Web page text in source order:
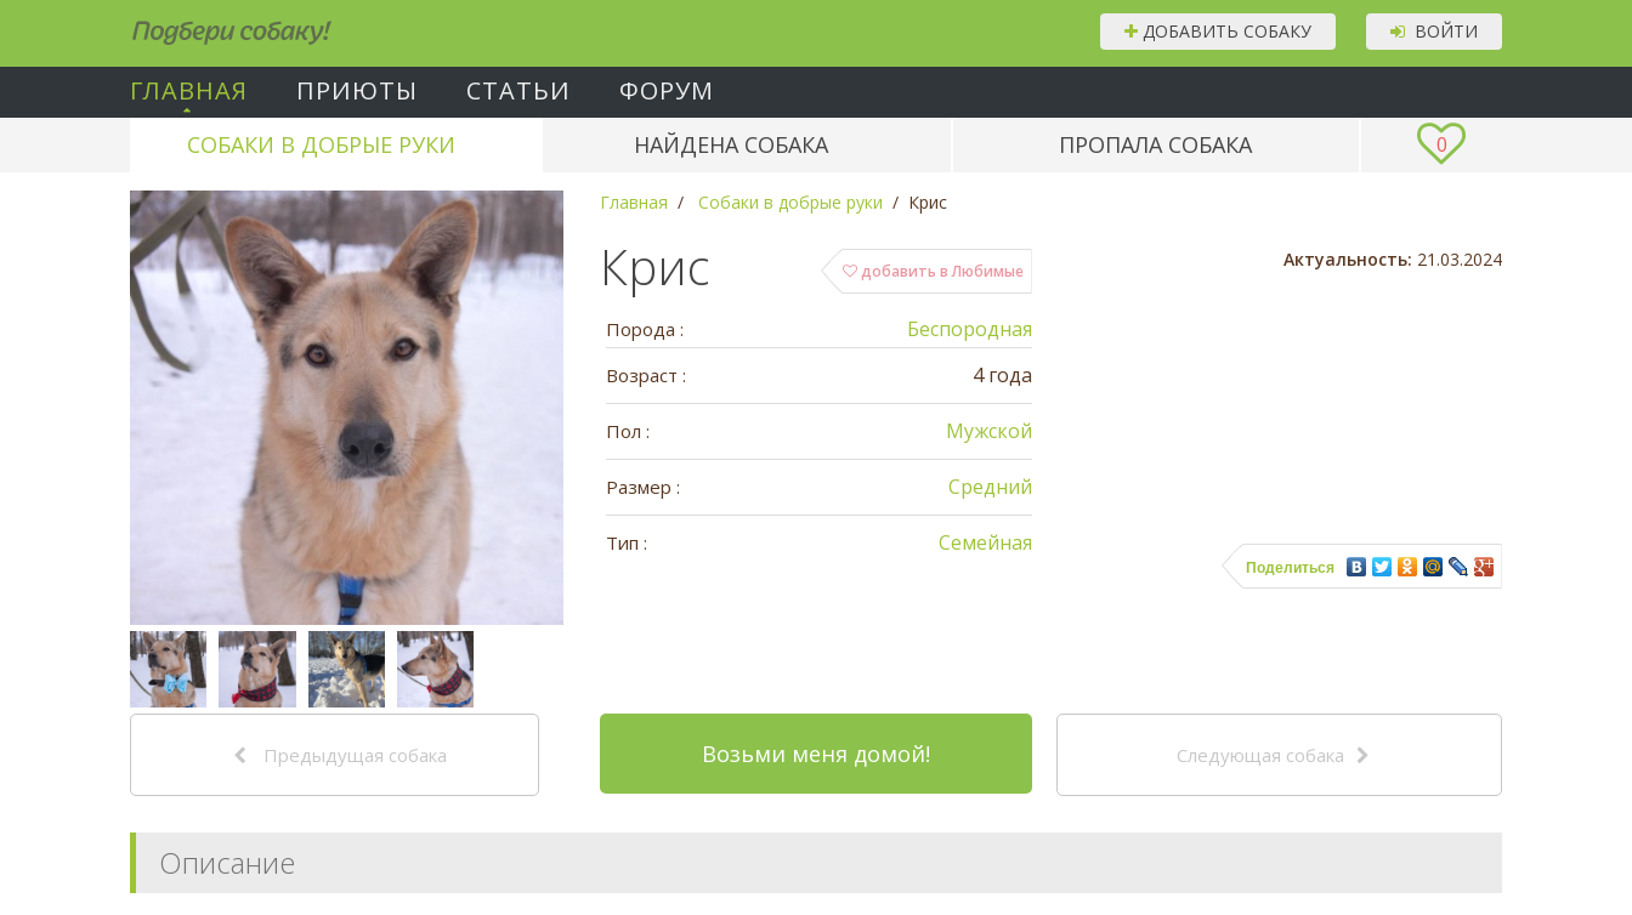
Подбери собаку! ВОЙТИ
ДОБАВИТЬ СОБАКУ
ГЛАВНАЯ ПРИЮТЫ СТАТЬИ ФОРУМ
0
СОБАКИ В ДОБРЫЕ РУКИ НАЙДЕНА СОБАКА ПРОПАЛА СОБАКА
Главная Собаки в добрые руки Крис
добавить в Любимые
Крис
Порода : Беспородная
Возраст : 4 года
Пол : Мужской
Размер : Средний
Тип : Семейная
Актуальность: 21.03.2024
Поделиться
Предыдущая собака Возьми меня домой! Следующая собака
Описание